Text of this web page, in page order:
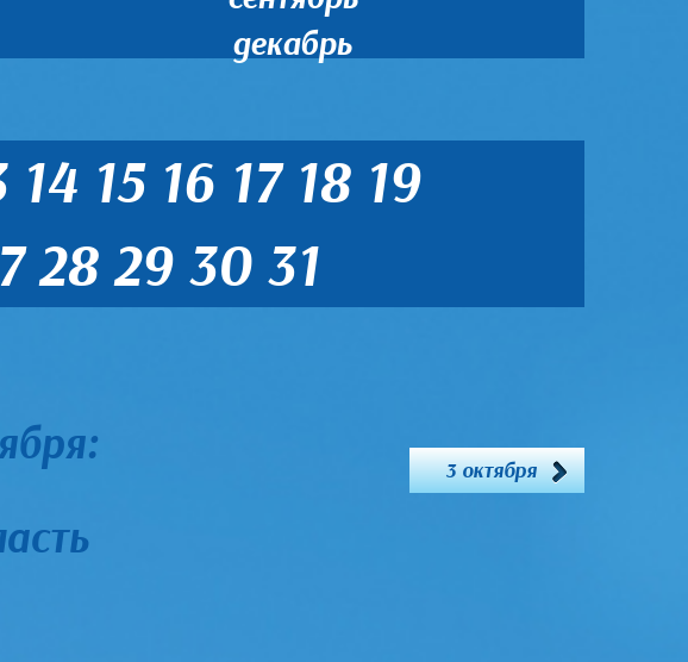
декабрь
14 15 16 17 18 19
28 29 30 31
3 октября